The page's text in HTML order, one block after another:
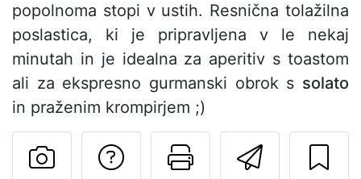
popolnoma stopi v ustih. Resnična tolažilna
poslastica, ki je pripravljena v le nekaj
minutah in je idealna za aperitiv s toastom
ali za ekspresno gurmanski obrok s solato
in praženim krompirjem ;)
Pošlji
Natisni to
Postavite